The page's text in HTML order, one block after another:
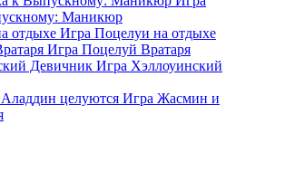
Маникюр
Игра Поцелуи на отдыхе
Игра Поцелуй Вратаря
Игра Хэллоуинский
Игра Жасмин и